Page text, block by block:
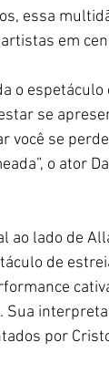
essa
em
o
se
você se
o ator
ao lado de
de
Sua
por